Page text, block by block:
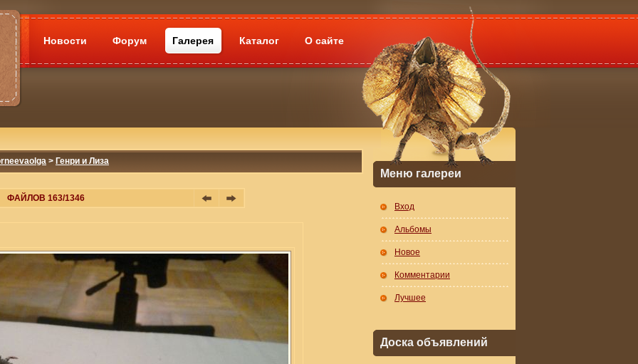
Новости Форум Галерея Каталог О сайте
> Генри и Лиза
ФАЙЛОВ 163/1346
Меню галереи
Вход
Альбомы
Новое
Комментарии
Лучшее
Доска объявлений